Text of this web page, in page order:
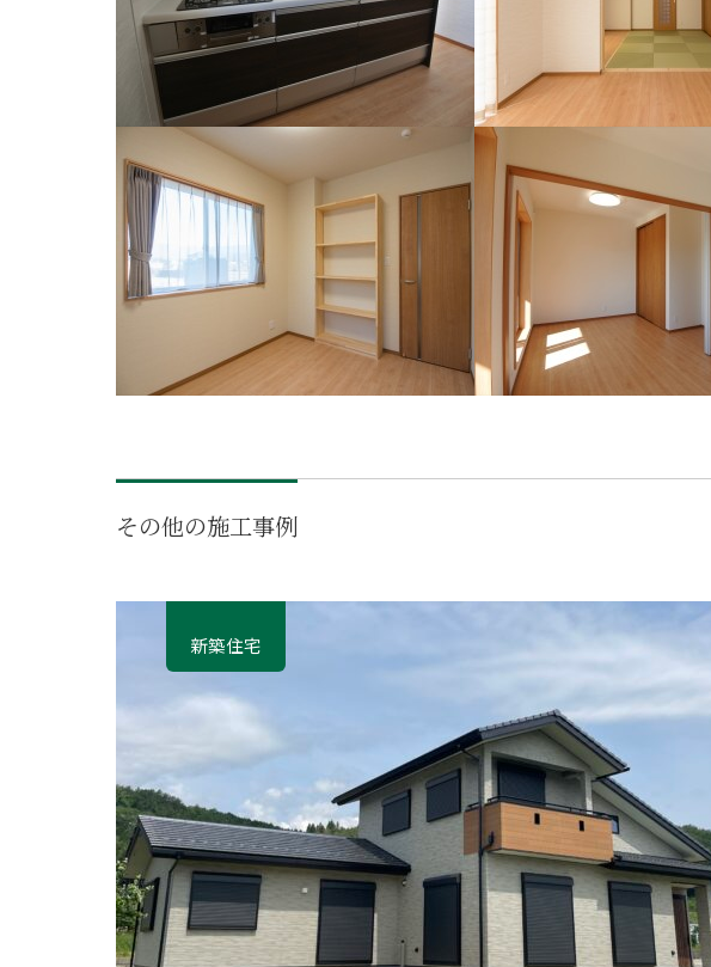
その他の施工事例
新築住宅